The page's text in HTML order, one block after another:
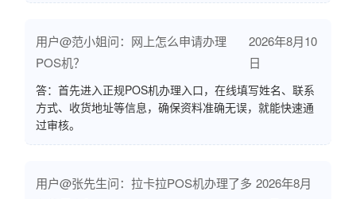
用户@范小姐问：网上怎么申请办理
POS机？
2026年8月10
日
答：首先进入正规POS机办理入口，在线填写姓名、联系
方式、收货地址等信息，确保资料准确无误，就能快速通
过审核。
用户@张先生问：拉卡拉POS机办理了多 2026年8月